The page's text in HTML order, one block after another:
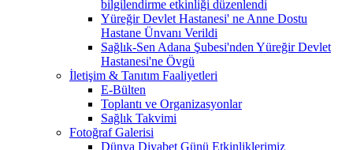
bilgilendirme etkinliği düzenlendi
Yüreğir Devlet Hastanesi' ne Anne Dostu
Hastane Ünvanı Verildi
Sağlık-Sen Adana Şubesi'nden Yüreğir Devlet
Hastanesi'ne Övgü
İletişim & Tanıtım Faaliyetleri
E-Bülten
Toplantı ve Organizasyonlar
Sağlık Takvimi
Fotoğraf Galerisi
Dünya Diyabet Günü Etkinliklerimiz